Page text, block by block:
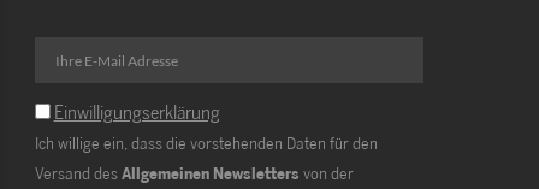
Einwilligungserklärung
Ich willige ein, dass die vorstehenden Daten für den
Versand desAllgemeinen Newsletters von der